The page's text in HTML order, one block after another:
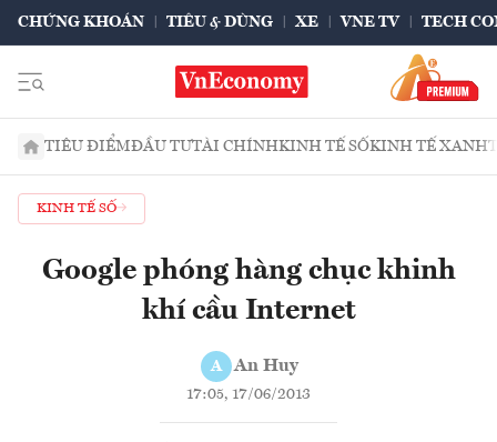
CHỨNG KHOÁN TIÊU & DÙNG XE VNE TV TECH
TIÊU ĐIỂMĐẦU TƯTÀI CHÍNHKINH TẾ SỐKINH TẾ XANH
KINH TẾ SỐ
Google phóng hàng chục khinh
khí cầu Internet
A An Huy
17:05, 17/06/2013